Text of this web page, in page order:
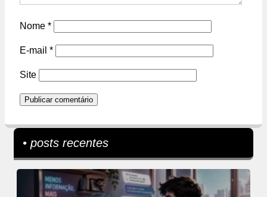
Nome *
E-mail *
Site
• posts recentes